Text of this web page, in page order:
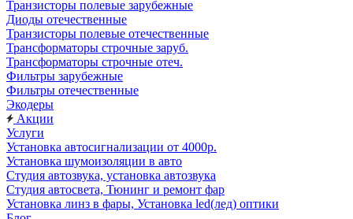
Транзисторы полевые зарубежные
Диоды отечественные
Транзисторы полевые отечественные
Трансформаторы строчные заруб.
Трансформаторы строчные отеч.
Фильтры зарубежные
Фильтры отечественные
Экодеры
Акции
Услуги
Установка автосигнализации от 4000р.
Установка шумоизоляции в авто
Студия автозвука, установка автозвука
Студия автосвета, Тюнинг и ремонт фар
Установка линз в фары, Установка led(лед) оптики